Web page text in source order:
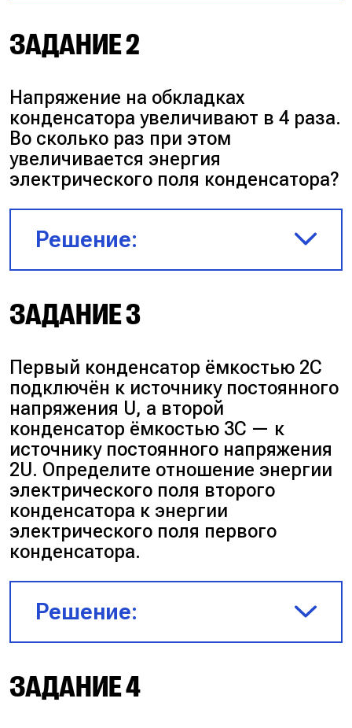
$C_1 = \frac{C_2}{4}$
$d_1 = 1,25d_2$
$C = \frac{\varepsilon\varepsilon_0
S}{d}$
$\frac{\varepsilon\varepsilon_0
S_1}{d_1} =
\frac{\varepsilon\varepsilon_0 S_2}
{4d_2}$
$\frac{S_2}{S_1} = \frac{4d_2}
\cdot 4 = 3,2.$
Ответ:3,2.
ЗАДАНИЕ 2
Напряжение на обкладках
конденсатора увеличивают в 4 раза.
Во сколько раз при этом
увеличивается энергия
электрического поля конденсатора?
Решение:
$U_2 = 4U_1$
$\uparrow_{\text{в }16} W =
\frac{CU^2 \uparrow_{\text{в
}16}}{2}$, если $U$
увеличивается в 4 раза, то
$U^2$ увеличивается в 16 раз,
значит энергия тоже
увеличивается в 16 раз.
Ответ:16.
ЗАДАНИЕ 3
Первый конденсатор ёмкостью 2С
подключён к источнику постоянного
напряжения U, а второй
конденсатор ёмкостью 3С — к
источнику постоянного напряжения
2U. Определите отношение энергии
электрического поля второго
конденсатора к энергии
электрического поля первого
конденсатора.
Решение:
$W = \frac{CU^2}{2}$
ЗАДАНИЕ 4